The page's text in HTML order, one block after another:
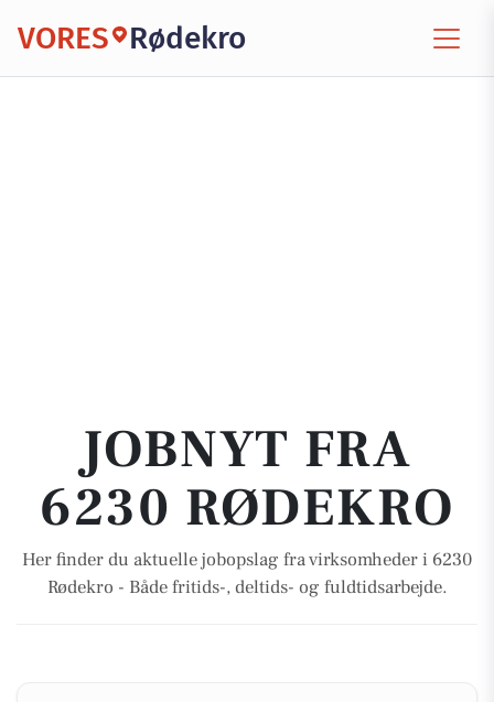
VORES Rødekro
JOBNYT FRA
6230 RØDEKRO
Her finder du aktuelle jobopslag fra virksomheder i 6230
Rødekro - Både fritids-, deltids- og fuldtidsarbejde.